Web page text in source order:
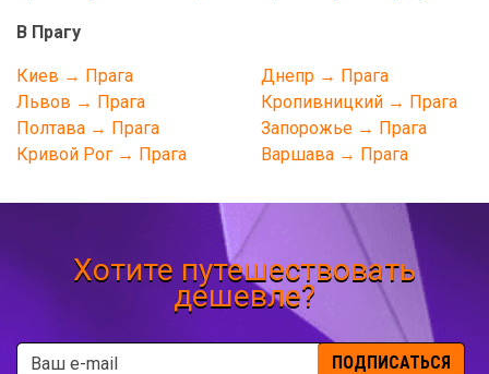
В Прагу
Киев → Прага
Львов → Прага
Полтава → Прага
Кривой Рог → Прага
Днепр → Прага
Кропивницкий → Прага
Запорожье → Прага
Варшава → Прага
Хотите путешествовать
дешевле?
ПОДПИСАТЬСЯ